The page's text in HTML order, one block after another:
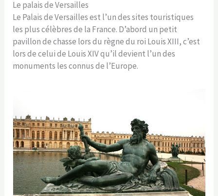
Le palais de Versailles
Le Palais de Versailles est l’un des sites touristiques
les plus célèbres de la France. D’abord un petit
pavillon de chasse lors du règne du roi Louis XIII, c’est
lors de celui de Louis XIV qu’il devient l’un des
monuments les connus de l’Europe.